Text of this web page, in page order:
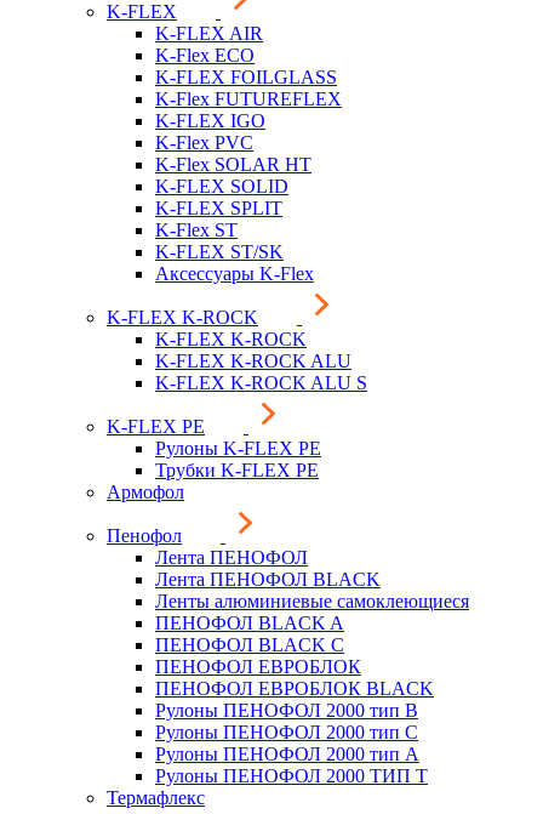
K-FLEX
K-FLEX AIR
K-Flex ECO
K-FLEX FOILGLASS
K-Flex FUTUREFLEX
K-FLEX IGO
K-Flex PVC
K-Flex SOLAR HT
K-FLEX SOLID
K-FLEX SPLIT
K-Flex ST
K-FLEX ST/SK
Аксессуары K-Flex
K-FLEX K-ROCK
K-FLEX K-ROCK
K-FLEX K-ROCK ALU
K-FLEX K-ROCK ALU S
K-FLEX PE
Рулоны K-FLEX PE
Трубки K-FLEX PE
Армофол
Пенофол
Лента ПЕНОФОЛ
Лента ПЕНОФОЛ BLACK
Ленты алюминиевые самоклеющиеся
ПЕНОФОЛ BLACK A
ПЕНОФОЛ BLACK С
ПЕНОФОЛ ЕВРОБЛОК
ПЕНОФОЛ ЕВРОБЛОК BLACK
Рулоны ПЕНОФОЛ 2000 тип B
Рулоны ПЕНОФОЛ 2000 тип C
Рулоны ПЕНОФОЛ 2000 тип А
Рулоны ПЕНОФОЛ 2000 ТИП Т
Термафлекс